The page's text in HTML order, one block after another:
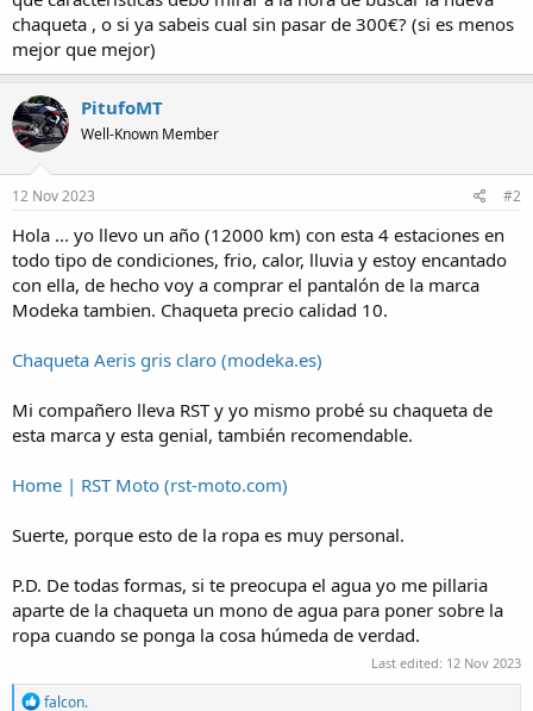
chaqueta , o si ya sabeis cual sin pasar de 300€? (si es menos
mejor que mejor)
PitufoMT
Well-Known Member
12 Nov 2023 #2
Hola ... yo llevo un año (12000 km) con esta 4 estaciones en
todo tipo de condiciones, frio, calor, lluvia y estoy encantado
con ella, de hecho voy a comprar el pantalón de la marca
Modeka tambien. Chaqueta precio calidad 10.
Chaqueta Aeris gris claro (modeka.es)
Mi compañero lleva RST y yo mismo probé su chaqueta de
esta marca y esta genial, también recomendable.
Home | RST Moto (rst-moto.com)
Suerte, porque esto de la ropa es muy personal.
P.D. De todas formas, si te preocupa el agua yo me pillaria
aparte de la chaqueta un mono de agua para poner sobre la
ropa cuando se ponga la cosa húmeda de verdad.
Last edited: 12 Nov 2023
R
falcon.